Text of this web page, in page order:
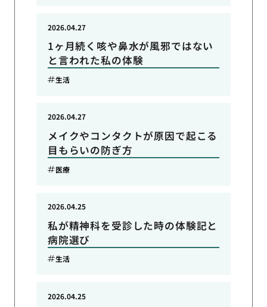
1ヶ月続く咳や鼻水が風邪ではない
と言われた私の体験
2026.04.27
生活
メイクやコンタクトが原因で起こる
目もらいの防ぎ方
2026.04.27
医療
私が精神科を受診した時の体験記と
病院選び
2026.04.25
生活
2026.04.25